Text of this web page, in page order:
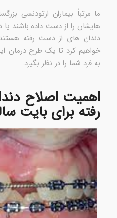
ما مرتباً بیماران ارتودنسی
هایشان را از دست داده باشند یا
دندان های از دست رفته
خواهیم کرد تا یک طرح درمان
به فرد شما را در نظر بگیرد.
اهمیت اصلاح
رفته برای بایت